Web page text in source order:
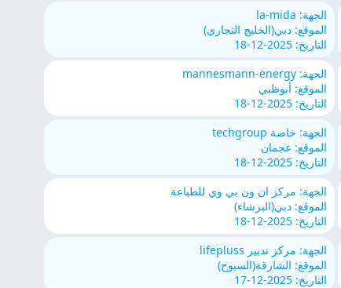
الجهة: la-mida
الموقع: دبي(الخليج التجاري)
التاريخ: 2025-12-18
الجهة: mannesmann-energy
الموقع: أبوظبي
التاريخ: 2025-12-18
الجهة: خاصة techgroup
الموقع: عجمان
التاريخ: 2025-12-18
الجهة: مركز ان ون بي وي للطباعة
الموقع: دبي(البرشاء)
التاريخ: 2025-12-18
الجهة: مركز تدبير lifepluss
الموقع: الشارقة(السيوح)
التاريخ: 2025-12-17